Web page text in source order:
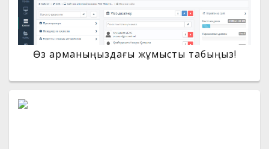
Өз арманыңыздағы жұмысты табыңыз!